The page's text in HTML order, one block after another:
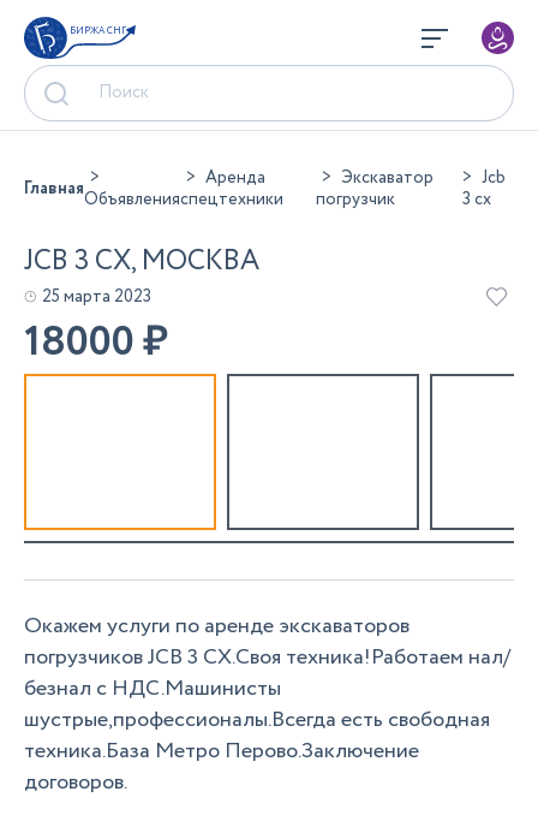
БИРЖА СНГ
ГлавнаяОбъявления
Аренда
спецтехники
Экскаватор
погрузчик
Jcb
3 cx
JCB 3 CX, МОСКВА
25 марта 2023
18000₽
Окажем услуги по аренде экскаваторов
погрузчиков JCB 3 CX.Своя техника!Работаем нал/
безнал с НДС.Машинисты
шустрые,профессионалы.Всегда есть свободная
техника.База Метро Перово.Заключение
договоров.